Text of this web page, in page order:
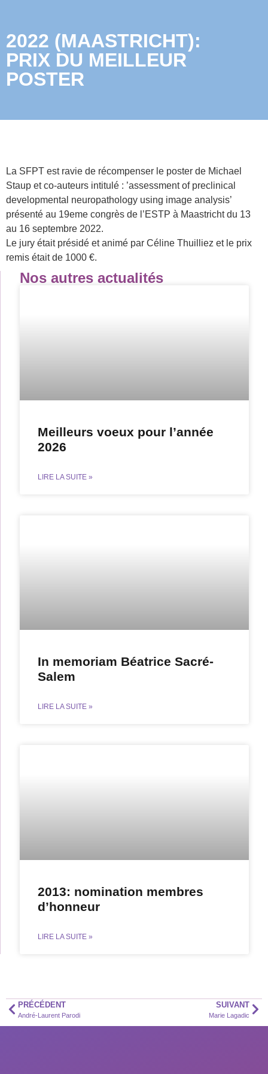
2022 (MAASTRICHT):
PRIX DU MEILLEUR
POSTER
Nos autres actualités
Meilleurs voeux pour l’année
2026
LIRE LA SUITE »
In memoriam Béatrice Sacré-
Salem
LIRE LA SUITE »
2013: nomination membres
d’honneur
LIRE LA SUITE »
La SFPT est ravie de récompenser le poster de Michael
Staup et co-auteurs intitulé : ’assessment of preclinical
developmental neuropathology using image analysis’
présenté au 19eme congrès de l’ESTP à Maastricht du 13
au 16 septembre 2022.
Le jury était présidé et animé par Céline Thuilliez et le prix
remis était de 1000 €.
PRÉCÉDENT
André-Laurent Parodi
SUIVANT
Marie Lagadic